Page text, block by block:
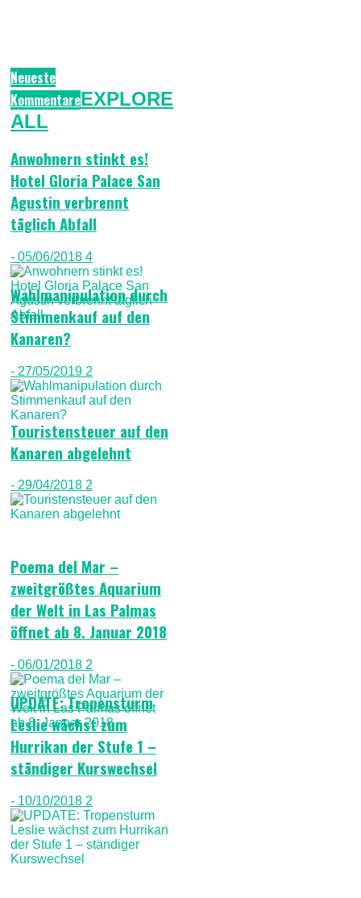
Neueste
KommentareEXPLORE
ALL
Anwohnern stinkt es!
Hotel Gloria Palace San
Agustin verbrennt
täglich Abfall
- 05/06/2018 4
Wahlmanipulation durch
Stimmenkauf auf den
Kanaren?
- 27/05/2019 2
Touristensteuer auf den
Kanaren abgelehnt
- 29/04/2018 2
Poema del Mar –
zweitgrößtes Aquarium
der Welt in Las Palmas
öffnet ab 8. Januar 2018
- 06/01/2018 2
UPDATE: Tropensturm
Leslie wächst zum
Hurrikan der Stufe 1 –
ständiger Kurswechsel
- 10/10/2018 2